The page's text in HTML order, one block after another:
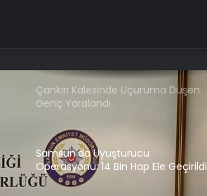
Çankırı Kalesinde Uçuruma Düşen
Genç Yaralandı
Samsun’da Uyuşturucu
Operasyonu: 14 Bin Hap Ele Geçirildi